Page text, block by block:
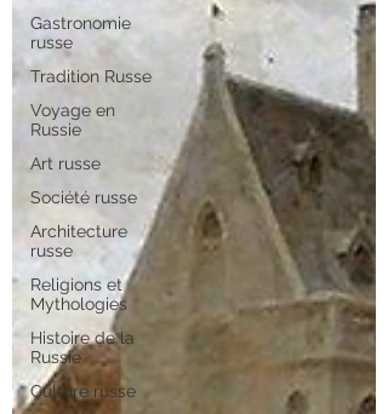
Gastronomie
russe
Tradition Russe
Voyage en
Russie
Art russe
Société russe
Architecture
russe
Religions et
Mythologies
Histoire de la
Russie
Culture russe